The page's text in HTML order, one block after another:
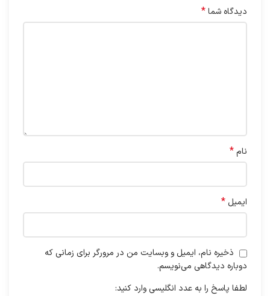
دیدگاه شما*
نام*
ایمیل *
ذخیره نام، ایمیل و وبسایت من در مرورگر برای زمانی که
دوباره دیدگاهی می‌نویسم.
لطفا پاسخ را به عدد انگلیسی وارد کنید: